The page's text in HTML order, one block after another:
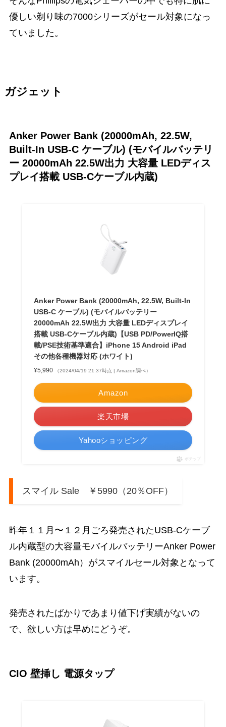
優しい剃り味の7000シリーズがセール対象になっ
ていました。
ガジェット
Anker Power Bank (20000mAh, 22.5W,
Built-In USB-C ケーブル) (モバイルバッテリ
ー 20000mAh 22.5W出力 大容量 LEDディス
プレイ搭載 USB-Cケーブル内蔵)
Anker Power Bank (20000mAh, 22.5W, Built-In
USB-C ケーブル) (モバイルバッテリー
20000mAh 22.5W出力 大容量 LEDディスプレイ
搭載 USB-Cケーブル内蔵)【USB PD/PowerIQ搭
載/PSE技術基準適合】iPhone 15 Android iPad
その他各種機器対応 (ホワイト)
¥5,990 （2024/04/19 21:37時点 | Amazon調べ）
Amazon
楽天市場
Yahooショッピング
ポチップ
スマイル Sale ￥5990（20％OFF）
昨年１１月〜１２月ごろ発売されたUSB-Cケーブ
ル内蔵型の大容量モバイルバッテリーAnker Power
Bank (20000mAh）がスマイルセール対象となって
います。
発売されたばかりであまり値下げ実績がないの
で、欲しい方は早めにどうぞ。
CIO 壁挿し 電源タップ